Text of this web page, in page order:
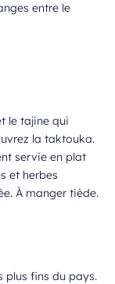
entre le
le tajine qui
la taktouka.
servie en plat
et herbes
À manger tiède.
plus fins du pays.